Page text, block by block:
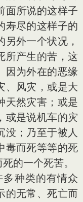
面所说的这样子
寿尽的这样子的
外一个状况，
所产生的苦，这
因为外在的恶缘
、风灾，或是大
天然灾害；或是
或是说机车的灾
没；乃至于被人
毒而死等等的死
的一个死苦。
种类的有情众
的无常、死亡而